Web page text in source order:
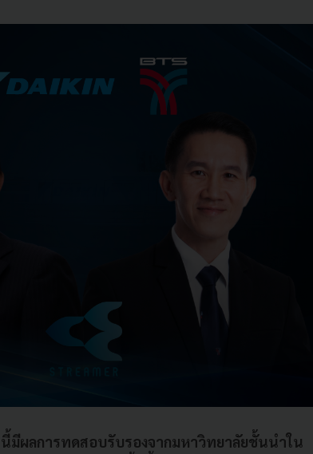
นี้มีผลการทดสอบรับรองจากมหาวิทยาลัยชั้นนำใน